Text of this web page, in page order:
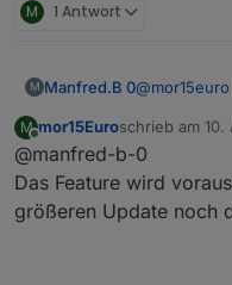
M 1 Antwort
M Manfred.B 0@mor15euro
Datenpunkt
könnte -
M
Offline
mor15Euroschrieb am 10.
zuletzt editiert
@manfred-b-0
Das Feature wird
größeren Update noch